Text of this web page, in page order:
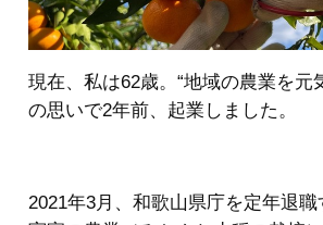
現在、私は62歳。“地域の農業を元
の思いで2年前、起業しました。
2021年3月、和歌山県庁を定年退職